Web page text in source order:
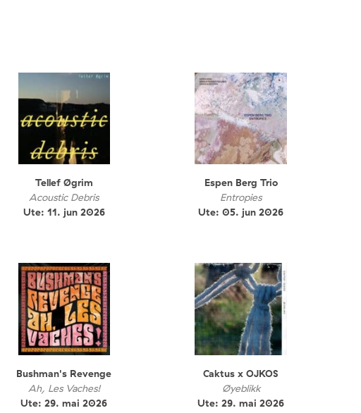
Tellef Øgrim
Acoustic Debris
Ute: 11. jun 2026
Espen Berg Trio
Entropies
Ute: 05. jun 2026
Bushman's Revenge
Ah, Les Vaches!
Ute: 29. mai 2026
Caktus x OJKOS
Øyeblikk
Ute: 29. mai 2026